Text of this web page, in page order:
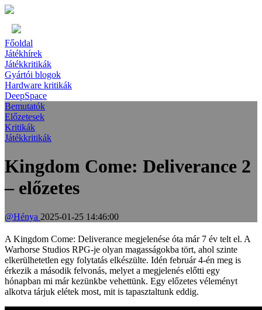
Főoldal
Játékhírek
Játékkritikák
Gyártói blogok
Hardware kritikák
DeepSpace
Bemutatók
Előzetesek
Kritikák
Játékkritikák
Kingdom Come: Deliverance 2
– előzetes
@Hénya 2025-01-25 14:46:00
A Kingdom Come: Deliverance megjelenése óta már 7 év telt el. A
Warhorse Studios RPG-je olyan magasságokba tört, ahol szinte
elkerülhetetlen egy folytatás elkészülte. Idén február 4-én meg is
érkezik a második felvonás, melyet a megjelenés előtti egy
hónapban mi már kezünkbe vehettünk. Egy előzetes véleményt
alkotva tárjuk elétek most, mit is tapasztaltunk eddig.